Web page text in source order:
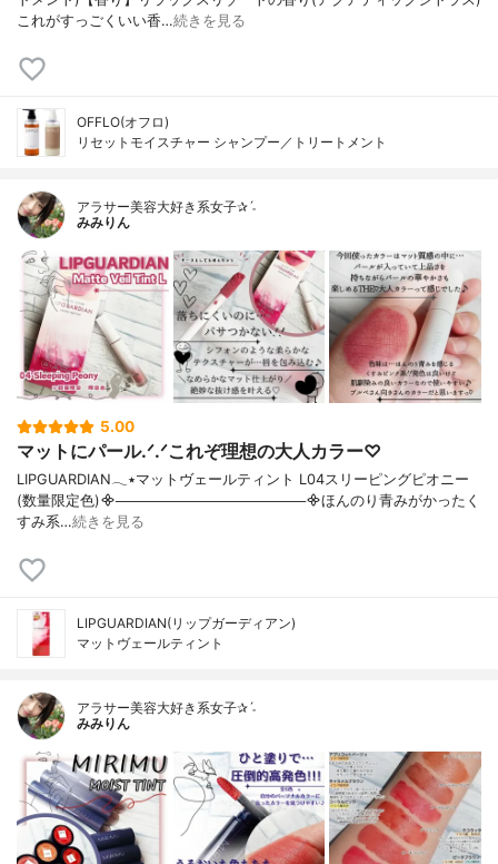
これがすっごくいい香…続きを見る
OFFLO(オフロ)
リセットモイスチャー シャンプー／トリートメント
アラサー美容大好き系女子✰ˊ˗
みみりん
5.00
マットにパール.ᐟ.ᐟこれぞ理想の大人カラー♡
LIPGUARDIAN𓂃٭マットヴェールティント L04スリーピングピオニー
(数量限定色)᯽───────────────────᯽ほんのり青みがかったく
すみ系…続きを見る
LIPGUARDIAN(リップガーディアン)
マットヴェールティント
アラサー美容大好き系女子✰ˊ˗
みみりん